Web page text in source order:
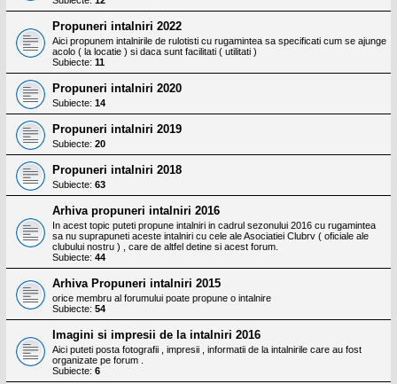
Propuneri intalniri 2022
Aici propunem intalnirile de rulotisti cu rugamintea sa specificati cum se ajunge
acolo ( la locatie ) si daca sunt facilitati ( utilitati )
Subiecte: 11
Propuneri intalniri 2020
Subiecte: 14
Propuneri intalniri 2019
Subiecte: 20
Propuneri intalniri 2018
Subiecte: 63
Arhiva propuneri intalniri 2016
In acest topic puteti propune intalniri in cadrul sezonului 2016 cu rugamintea
sa nu suprapuneti aceste intalniri cu cele ale Asociatiei Clubrv ( oficiale ale
clubului nostru ) , care de altfel detine si acest forum.
Subiecte: 44
Arhiva Propuneri intalniri 2015
orice membru al forumului poate propune o intalnire
Subiecte: 54
Imagini si impresii de la intalniri 2016
Aici puteti posta fotografii , impresii , informatii de la intalnirile care au fost
organizate pe forum .
Subiecte: 6